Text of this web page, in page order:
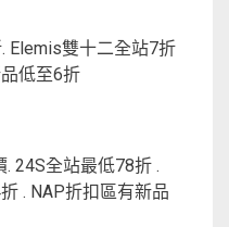
Elemis雙十二全站7折
低至6折
. 24S全站最低78折 .
. NAP折扣區有新品